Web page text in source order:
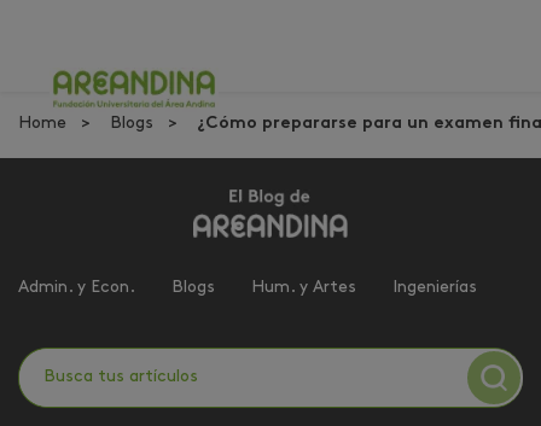
Home Blogs ¿Cómo prepararse para un examen
Admin. y Econ. Blogs Hum. y Artes Ingenierías